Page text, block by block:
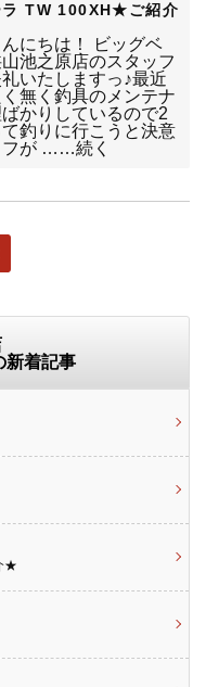
ラ TW 100XH★ご紹介
にちは！ ビッグベ
池之原店のスタッフ
いたしますっ♪最近
無く釣具のメンテナ
かりしているので2
釣りに行こうと決意
フが ……続く
新着記事
★